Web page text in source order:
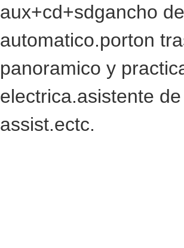
aux+cd+sdgancho
automatico.porton
panoramico y
electrica.asistente
assist.ectc.